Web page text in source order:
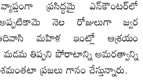
ప్రసిద్ధమై ఎన్‌కౌంటర్‌లో
నెల రోజులుగా జ్వర
మహిళ ఇంట్లో ఆశ్రయం
మడమ తిప్పని పోరాటాన్ని అమరత్వాన్ని
ప్రజలు గానం చేస్తున్నారు.